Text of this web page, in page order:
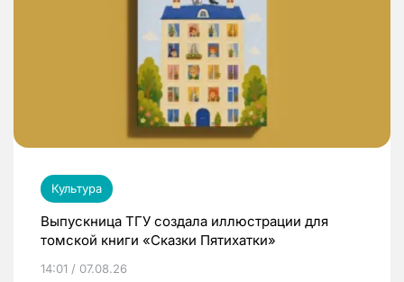
Культура
Выпускница ТГУ создала иллюстрации для
томской книги «Сказки Пятихатки»
14:01 / 07.08.26